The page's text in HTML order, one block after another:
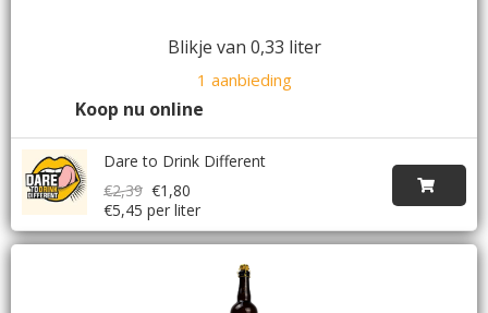
Blikje van 0,33 liter
1 aanbieding
Koop nu online
Dare to Drink Different
€2,39 €1,80
€5,45 per liter